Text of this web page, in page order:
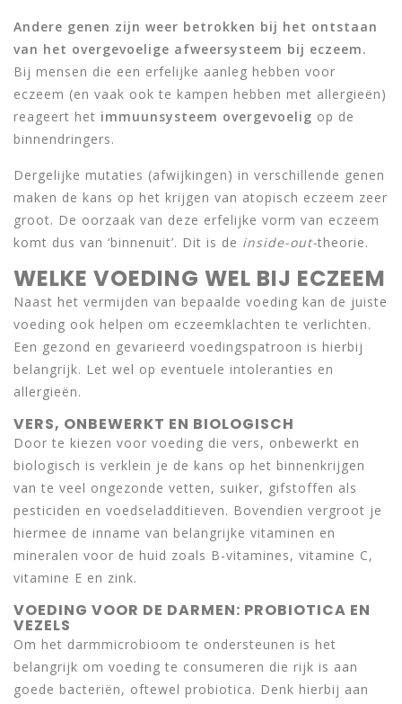
Andere genen zijn weer betrokken bij het ontstaan
van het overgevoelige afweersysteem bij eczeem.
Bij mensen die een erfelijke aanleg hebben voor
eczeem (en vaak ook te kampen hebben met allergieën)
reageert het immuunsysteem overgevoelig op de
binnendringers.
Dergelijke mutaties (afwijkingen) in verschillende genen
maken de kans op het krijgen van atopisch eczeem zeer
groot. De oorzaak van deze erfelijke vorm van eczeem
komt dus van ‘binnenuit’. Dit is de inside-out-theorie.
WELKE VOEDING WEL BIJ ECZEEM
Naast het vermijden van bepaalde voeding kan de juiste
voeding ook helpen om eczeemklachten te verlichten.
Een gezond en gevarieerd voedingspatroon is hierbij
belangrijk. Let wel op eventuele intoleranties en
allergieën.
VERS, ONBEWERKT EN BIOLOGISCH
Door te kiezen voor voeding die vers, onbewerkt en
biologisch is verklein je de kans op het binnenkrijgen
van te veel ongezonde vetten, suiker, gifstoffen als
pesticiden en voedseladditieven. Bovendien vergroot je
hiermee de inname van belangrijke vitaminen en
mineralen voor de huid zoals B-vitamines, vitamine C,
vitamine E en zink.
VOEDING VOOR DE DARMEN: PROBIOTICA EN
VEZELS
Om het darmmicrobioom te ondersteunen is het
belangrijk om voeding te consumeren die rijk is aan
goede bacteriën, oftewel probiotica. Denk hierbij aan